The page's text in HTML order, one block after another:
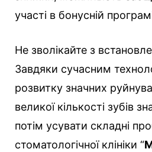
участі в бонусній
Не зволікайте з
Завдяки сучасним
розвитку значних
великої кількості зубів
потім усувати складні
стоматологічної клініки “